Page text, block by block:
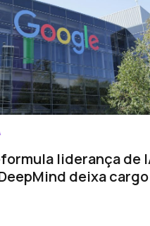
liderança de
deixa cargo